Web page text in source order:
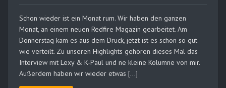
Schon wieder ist ein Monat rum. Wir haben den ganzen
Monat, an einem neuen Redfire Magazin gearbeitet. Am
Donnerstag kam es aus dem Druck, jetzt ist es schon so gut
wie verteilt. Zu unseren Highlights gehören dieses Mal das
Interview mit Lexy & K-Paul und ne kleine Kolumne von mir.
Außerdem haben wir wieder etwas […]